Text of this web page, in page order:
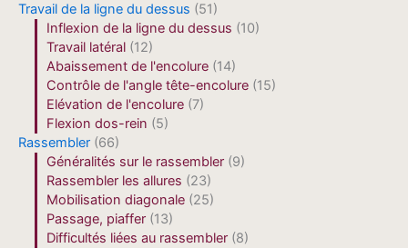
Travail de la ligne du dessus (51)
Inflexion de la ligne du dessus (10)
Travail latéral (12)
Abaissement de l'encolure (14)
Contrôle de l'angle tête-encolure (15)
Elévation de l'encolure (7)
Flexion dos-rein (5)
Rassembler (66)
Généralités sur le rassembler (9)
Rassembler les allures (23)
Mobilisation diagonale (25)
Passage, piaffer (13)
Difficultés liées au rassembler (8)